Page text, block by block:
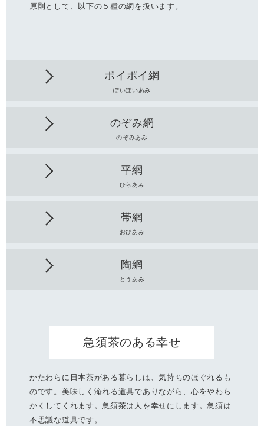
原則として、以下の５種の網を扱います。
ポイポイ網
ぽいぽいあみ
のぞみ網
のぞみあみ
平網
ひらあみ
帯網
おびあみ
陶網
とうあみ
急須茶のある幸せ
かたわらに日本茶がある暮らしは、気持ちのほぐれるも
のです。美味しく淹れる道具でありながら、心をやわら
かくしてくれます。急須茶は人を幸せにします。急須は
不思議な道具です。